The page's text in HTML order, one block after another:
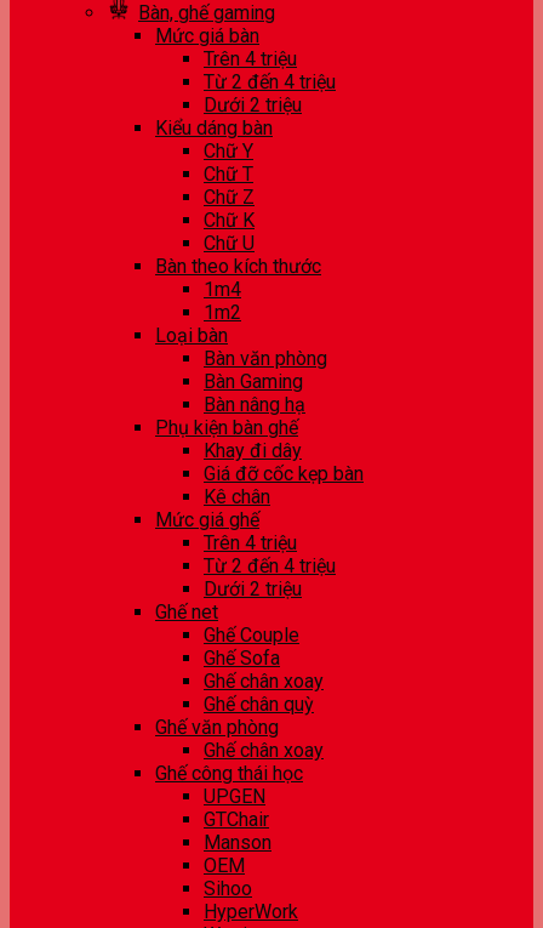
Bàn, ghế gaming
Mức giá bàn
Trên 4 triệu
Từ 2 đến 4 triệu
Dưới 2 triệu
Kiểu dáng bàn
Chữ Y
Chữ T
Chữ Z
Chữ K
Chữ U
Bàn theo kích thước
1m4
1m2
Loại bàn
Bàn văn phòng
Bàn Gaming
Bàn nâng hạ
Phụ kiện bàn ghế
Khay đi dây
Giá đỡ cốc kẹp bàn
Kê chân
Mức giá ghế
Trên 4 triệu
Từ 2 đến 4 triệu
Dưới 2 triệu
Ghế net
Ghế Couple
Ghế Sofa
Ghế chân xoay
Ghế chân quỳ
Ghế văn phòng
Ghế chân xoay
Ghế công thái học
UPGEN
GTChair
Manson
OEM
Sihoo
HyperWork